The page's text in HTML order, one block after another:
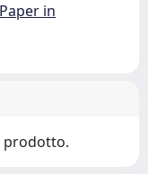
in
prodotto.